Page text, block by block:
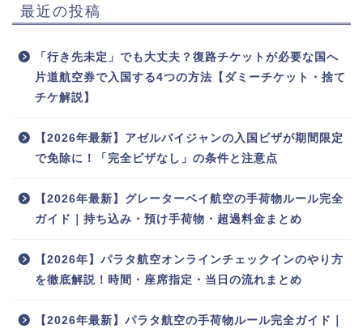
最近の投稿
「行き先未定」でも大丈夫？復路チケットが必要な国へ
片道航空券で入国する4つの方法【ダミーチケット・捨て
チケ解説】
【2026年最新】アゼルバイジャンの入国ビザが期間限定
で免除に！「完全ビザなし」の条件と注意点
【2026年最新】グレーターベイ航空の手荷物ルール完全
ガイド｜持ち込み・預け手荷物・超過料金まとめ
【2026年】パラタ航空オンラインチェックインのやり方
を徹底解説！時間・座席指定・当日の流れまとめ
【2026年最新】パラタ航空の手荷物ルール完全ガイド｜